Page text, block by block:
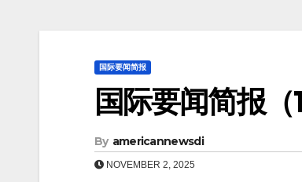
国际要闻简报
国际要闻简报（
By americannewsdi
NOVEMBER 2, 2025